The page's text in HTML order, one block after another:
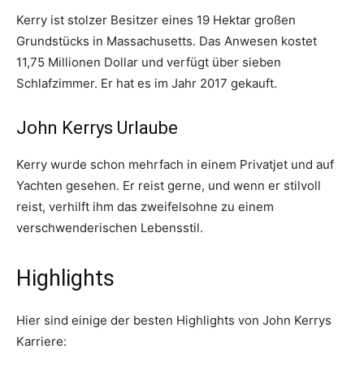
Kerry ist stolzer Besitzer eines 19 Hektar großen
Grundstücks in Massachusetts. Das Anwesen kostet
11,75 Millionen Dollar und verfügt über sieben
Schlafzimmer. Er hat es im Jahr 2017 gekauft.
John Kerrys Urlaube
Kerry wurde schon mehrfach in einem Privatjet und auf
Yachten gesehen. Er reist gerne, und wenn er stilvoll
reist, verhilft ihm das zweifelsohne zu einem
verschwenderischen Lebensstil.
Highlights
Hier sind einige der besten Highlights von John Kerrys
Karriere: